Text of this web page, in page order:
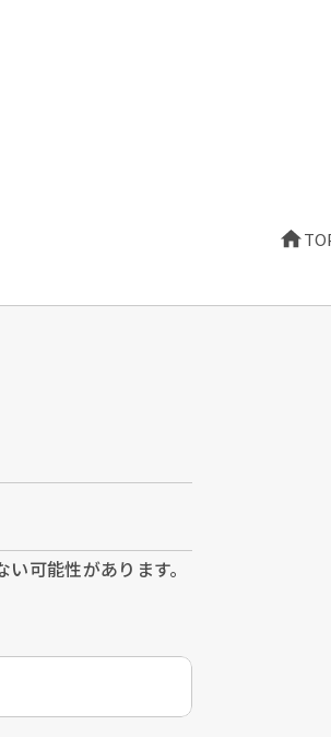
可能性があります。